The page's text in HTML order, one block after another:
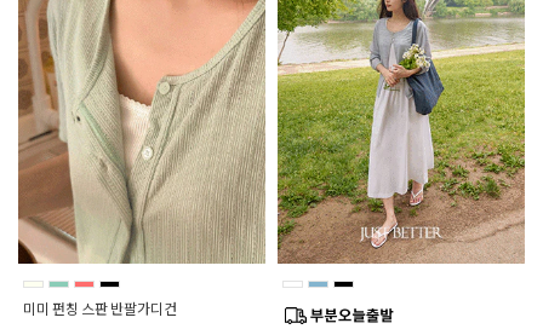
미미 펀칭 스판 반팔가디건